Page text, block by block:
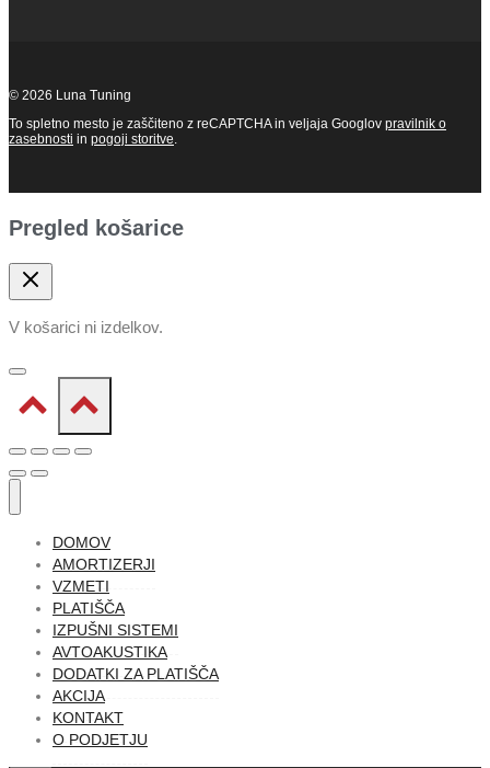
© 2026 Luna Tuning
To spletno mesto je zaščiteno z reCAPTCHA in veljaja Googlov pravilnik o
zasebnosti in pogoji storitve.
Pregled košarice
V košarici ni izdelkov.
DOMOV
AMORTIZERJI
VZMETI
PLATIŠČA
IZPUŠNI SISTEMI
AVTOAKUSTIKA
DODATKI ZA PLATIŠČA
AKCIJA
KONTAKT
O PODJETJU